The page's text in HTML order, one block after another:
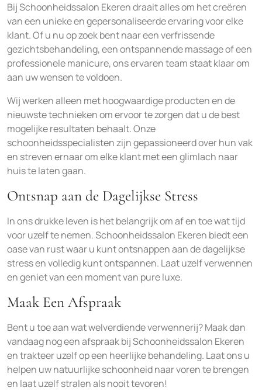
Bij Schoonheidssalon Ekeren draait alles om het creëren
van een unieke en gepersonaliseerde ervaring voor elke
klant. Of u nu op zoek bent naar een verfrissende
gezichtsbehandeling, een ontspannende massage of een
professionele manicure, ons ervaren team staat klaar om
aan uw wensen te voldoen.
Wij werken alleen met hoogwaardige producten en de
nieuwste technieken om ervoor te zorgen dat u de best
mogelijke resultaten behaalt. Onze
schoonheidsspecialisten zijn gepassioneerd over hun vak
en streven ernaar om elke klant met een glimlach naar
huis te laten gaan.
Ontsnap aan de Dagelijkse Stress
In ons drukke leven is het belangrijk om af en toe wat tijd
voor uzelf te nemen. Schoonheidssalon Ekeren biedt een
oase van rust waar u kunt ontsnappen aan de dagelijkse
stress en volledig kunt ontspannen. Laat uzelf verwennen
en geniet van een moment van pure luxe.
Maak Een Afspraak
Bent u toe aan wat welverdiende verwennerij? Maak dan
vandaag nog een afspraak bij Schoonheidssalon Ekeren
en trakteer uzelf op een heerlijke behandeling. Laat ons u
helpen uw natuurlijke schoonheid naar voren te brengen
en laat uzelf stralen als nooit tevoren!